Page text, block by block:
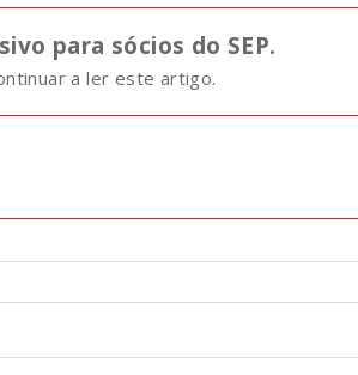
para sócios do SEP.
a ler este artigo.